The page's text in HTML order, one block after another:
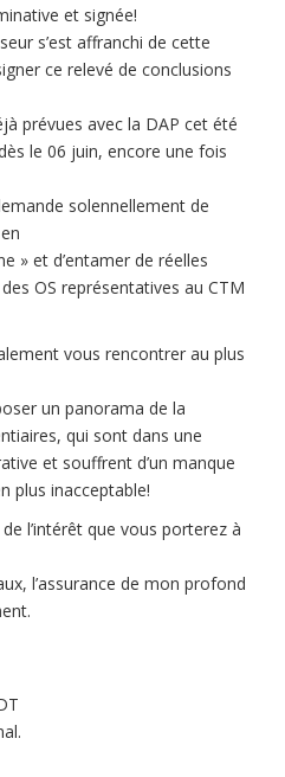
et signée!
s’est affranchi de cette
ce relevé de conclusions
prévues avec la DAP cet été
le 06 juin, encore une fois
solennellement de
» et d’entamer de réelles
OS représentatives au CTM
vous rencontrer au plus
un panorama de la
qui sont dans une
et souffrent d’un manque
plus inacceptable!
l’intérêt que vous porterez à
l’assurance de mon profond